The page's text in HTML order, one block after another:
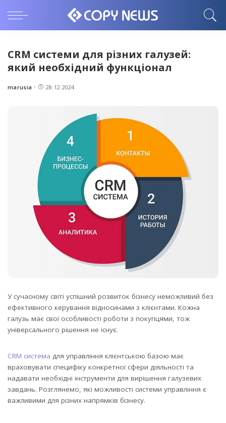
CRM системи для різних галузей:
який необхідний функціонал
Posted
marusia 28.12.2024
У сучасному світі успішний розвиток бізнесу неможливий без
ефективного керування відносинами з клієнтами. Кожна
галузь має свої особливості роботи з покупцями, тож
універсального рішення не існує.
CRM система для управління клієнтською базою має
враховувати специфіку конкретної сфери діяльності та
надавати необхідні інструменти для вирішення галузевих
завдань. Розглянемо, які можливості системи управління є
важливими для різних напрямків бізнесу.